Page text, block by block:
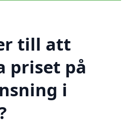
till att
priset på
i